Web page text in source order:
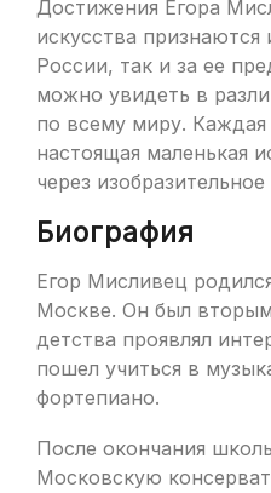
Достижения Егора
искусства
России, так и за ее
можно увидеть в
по всему миру. Каждая
настоящая маленькая
через
Биография
Егор Мисливец
Москве. Он был
детства проявлял
пошел учиться в
фортепиано.
После окончания
Московскую